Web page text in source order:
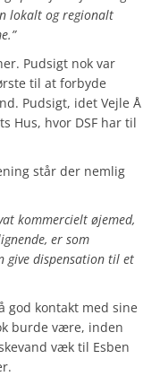
lokalt og regionalt
Pudsigt nok var
til at forbyde
Pudsigt, idet Vejle Å
Hus, hvor DSF har til
står der nemlig
kommercielt øjemed,
er som
give dispensation til et
god kontakt med sine
burde være, inden
væk til Esben